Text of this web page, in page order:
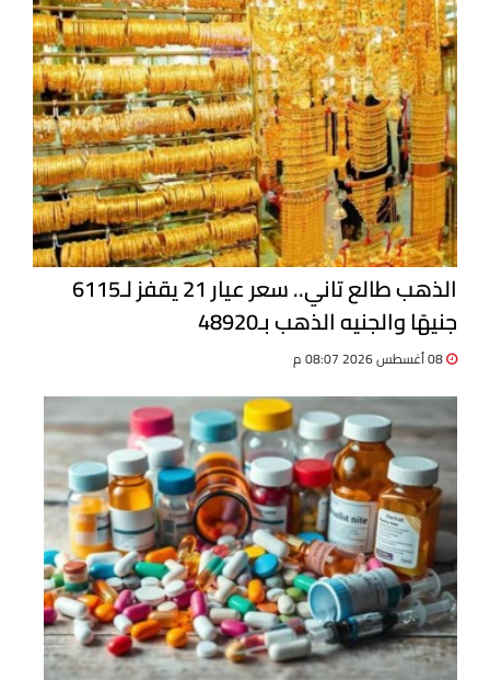
الذهب طالع تاني.. سعر عيار 21 يقفز لـ6115
جنيهًا والجنيه الذهب بـ48920